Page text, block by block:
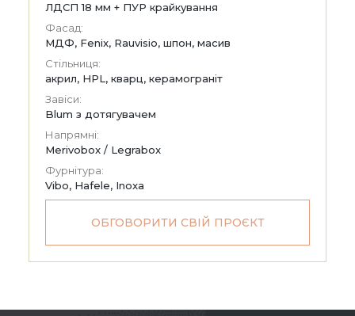
ЛДСП 18 мм + ПУР крайкування
Фасад:
МДФ, Fenix, Rauvisio, шпон, масив
Стільниця:
акрил, HPL, кварц, керамограніт
Завіси:
Blum з дотягувачем
Напрямні:
Merivobox / Legrabox
Фурнітура:
Vibo, Hafele, Inoxa
ОБГОВОРИТИ СВІЙ ПРОЄКТ